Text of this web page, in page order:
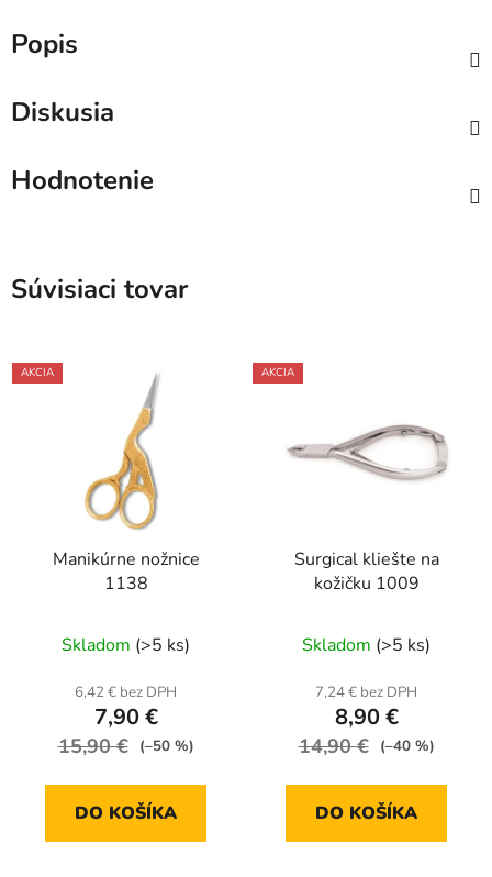
Popis
Diskusia
Hodnotenie
Súvisiaci tovar
AKCIA
Manikúrne nožnice
1138
Skladom (>5 ks)
6,42 € bez DPH
7,90 €
15,90 € (–50 %)
DO KOŠÍKA
AKCIA
Surgical kliešte na
kožičku 1009
Skladom (>5 ks)
7,24 € bez DPH
8,90 €
14,90 € (–40 %)
DO KOŠÍKA